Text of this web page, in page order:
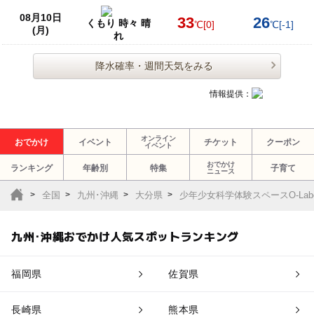
08月10日
(月)
くもり 時々 晴
れ
33℃[0] 26℃[-1]
降水確率・週間天気をみる
情報提供：
おでかけ イベント
オンライン
イベント
チケット クーポン
ランキング 年齢別 特集
おでかけ
ニュース
子育て
全国 九州･沖縄 大分県 少年少女科学体験スペースO-
九州･沖縄おでかけ人気スポットランキング
福岡県 佐賀県
長崎県 熊本県